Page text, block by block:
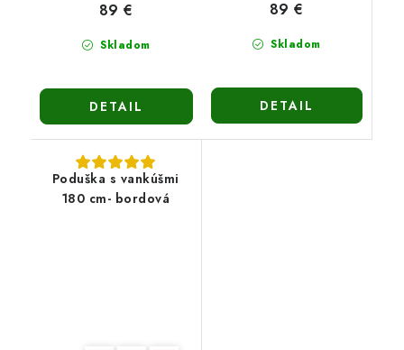
Skladom
89 €
DETAIL
Skladom
89 €
DETAIL
Poduška s vankúšmi
180 cm- bordová